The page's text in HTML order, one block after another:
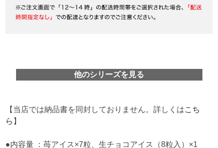
他のシリーズを見る
【当店では納品書を同封しておりません。詳しくはこち
ら 】
●内容量 ：苺アイス×7粒、生チョコアイス（8粒入）×1